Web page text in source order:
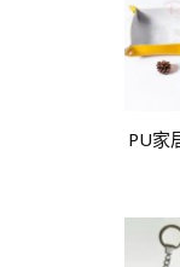
PU家